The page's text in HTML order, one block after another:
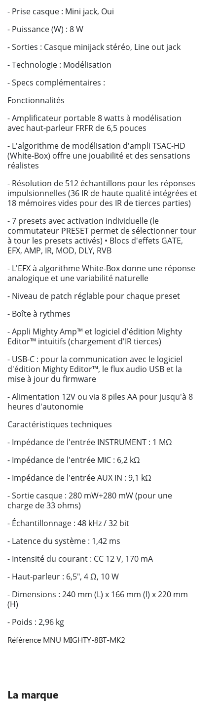
- Prise casque : Mini jack, Oui
- Puissance (W) : 8 W
- Sorties : Casque minijack stéréo, Line out jack
- Technologie : Modélisation
- Specs complémentaires :
Fonctionnalités
- Amplificateur portable 8 watts à modélisation
avec haut-parleur FRFR de 6,5 pouces
- L'algorithme de modélisation d'ampli TSAC-HD
(White-Box) offre une jouabilité et des sensations
réalistes
- Résolution de 512 échantillons pour les réponses
impulsionnelles (36 IR de haute qualité intégrées et
18 mémoires vides pour des IR de tierces parties)
- 7 presets avec activation individuelle (le
commutateur PRESET permet de sélectionner tour
à tour les presets activés) • Blocs d'effets GATE,
EFX, AMP, IR, MOD, DLY, RVB
- L'EFX à algorithme White-Box donne une réponse
analogique et une variabilité naturelle
- Niveau de patch réglable pour chaque preset
- Boîte à rythmes
- Appli Mighty Amp™ et logiciel d'édition Mighty
Editor™ intuitifs (chargement d'IR tierces)
- USB-C : pour la communication avec le logiciel
d'édition Mighty Editor™, le flux audio USB et la
mise à jour du firmware
- Alimentation 12V ou via 8 piles AA pour jusqu'à 8
heures d'autonomie
Caractéristiques techniques
- Impédance de l'entrée INSTRUMENT : 1 MΩ
- Impédance de l'entrée MIC : 6,2 kΩ
- Impédance de l'entrée AUX IN : 9,1 kΩ
- Sortie casque : 280 mW+280 mW (pour une
charge de 33 ohms)
- Échantillonnage : 48 kHz / 32 bit
- Latence du système : 1,42 ms
- Intensité du courant : CC 12 V, 170 mA
- Haut-parleur : 6,5", 4 Ω, 10 W
- Dimensions : 240 mm (L) x 166 mm (l) x 220 mm
(H)
- Poids : 2,96 kg
Référence MNU MIGHTY-8BT-MK2
La marque